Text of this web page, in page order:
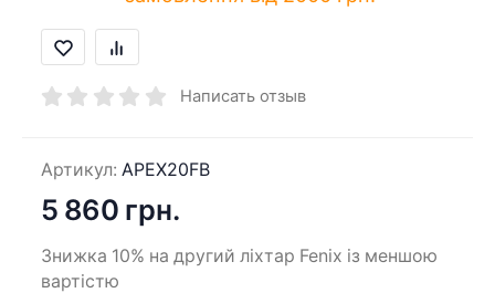
Написать отзыв
Артикул: APEX20FB
5 860 грн.
Знижка 10% на другий ліхтар Fenix із меншою
вартістю